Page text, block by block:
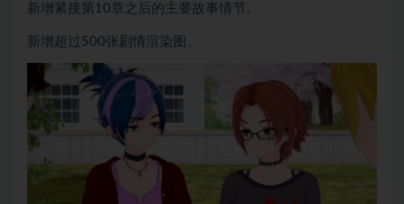
新增紧接第10章之后的主要故事情节。
新增超过500张剧情渲染图。